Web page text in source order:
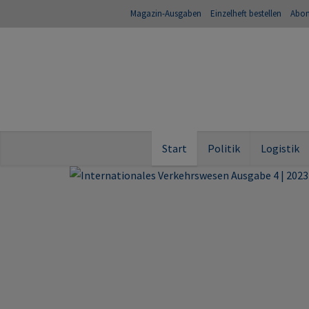
Magazin-Ausgaben Einzelheft bestellen
Start Politik Logistik